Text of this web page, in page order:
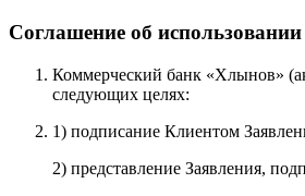
Соглашение об
Коммерческий банк «Хлынов»
следующих целях:
1) подписание Клиентом
2) представление Заявления,